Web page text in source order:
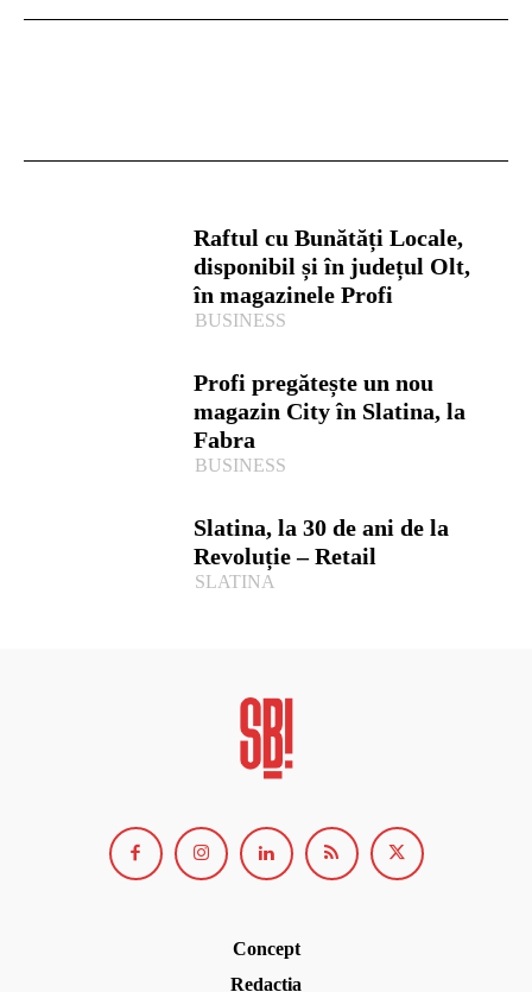
Raftul cu Bunătăți Locale,
disponibil și în județul Olt,
în magazinele Profi
BUSINESS
Profi pregătește un nou
magazin City în Slatina, la
Fabra
BUSINESS
Slatina, la 30 de ani de la
Revoluție – Retail
SLATINA
Concept
Redacția